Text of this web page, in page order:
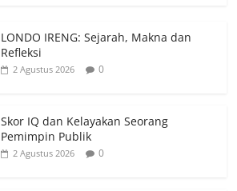
LONDO IRENG: Sejarah, Makna dan
Refleksi
2 Agustus 2026 0
Skor IQ dan Kelayakan Seorang
Pemimpin Publik
2 Agustus 2026 0